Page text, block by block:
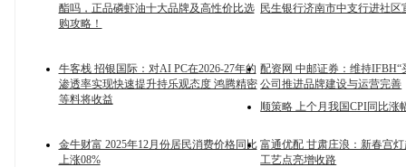
酯吗，正品磷虾油十大品牌及高性价比选
购攻略！
民生银行济南市中支行进社区
牛客栈 招银国际：对AI PC在2026-27年的
渗透率实现快速提升持乐观态度 鸿腾精密
等料将收益
配资网 中邮证券：维持IFBH“
公司推进品牌建设与运营完善
顺策略 上个月我国CPI同比涨
金牛财富 2025年12月份居民消费价格同比
上涨08%
富通优配 甘肃庄浪：新春宫
工艺点亮增收路